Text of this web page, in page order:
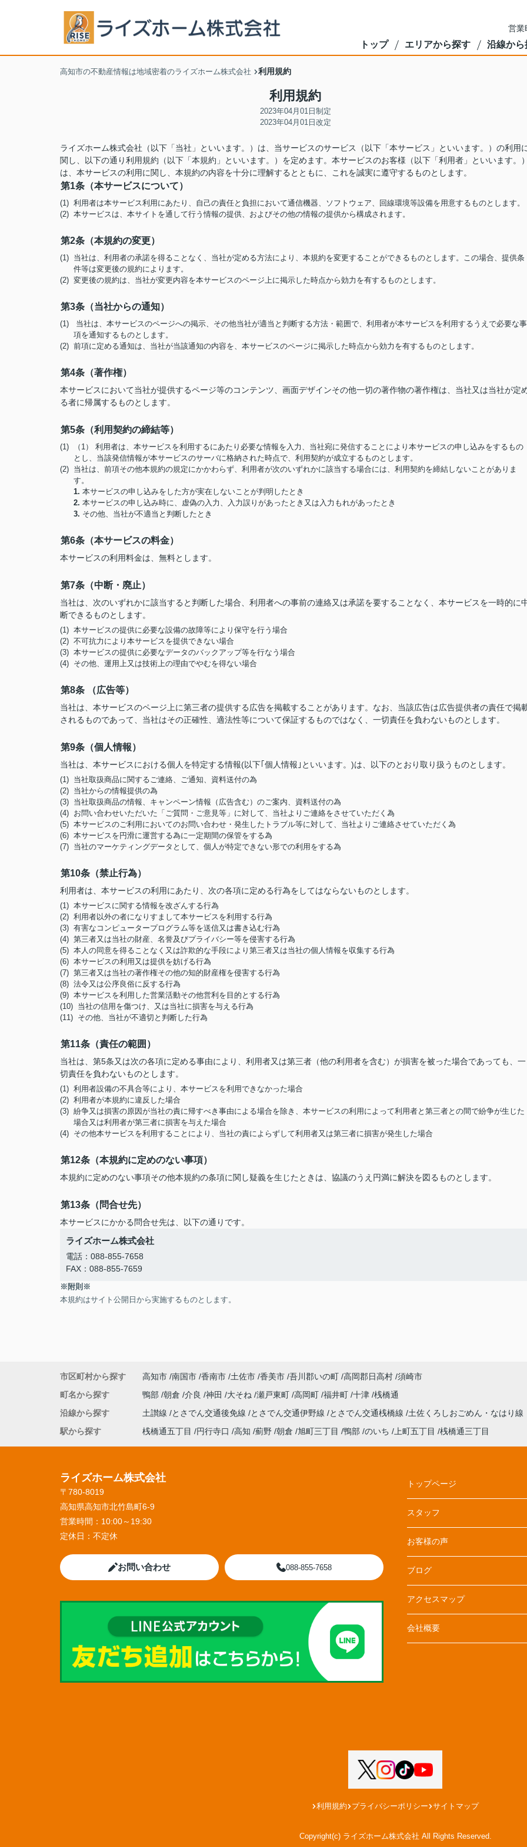
営
トップ エリアから探す 沿線から
高知市の不動産情報は地域密着のライズホーム株式会社 利用規約
利用規約
2023年04月01日制定
2023年04月01日改定
ライズホーム株式会社（以下「当社」といいます。）は、当サービスのサービス（以下「本サービス」といいます。）の利用
関し、以下の通り利用規約（以下「本規約」といいます。）を定めます。本サービスのお客様（以下「利用者」といいます。
は、本サービスの利用に関し、本規約の内容を十分に理解するとともに、これを誠実に遵守するものとします。
第1条（本サービスについて）
(1) 利用者は本サービス利用にあたり、自己の責任と負担において通信機器、ソフトウェア、回線環境等設備を用意するものとします。
(2) 本サービスは、本サイトを通して行う情報の提供、およびその他の情報の提供から構成されます。
第2条（本規約の変更）
(1) 当社は、利用者の承諾を得ることなく、当社が定める方法により、本規約を変更することができるものとします。この場合、提供条
件等は変更後の規約によります。
(2) 変更後の規約は、当社が変更内容を本サービスのページ上に掲示した時点から効力を有するものとします。
第3条（当社からの通知）
(1) 当社は、本サービスのページへの掲示、その他当社が適当と判断する方法・範囲で、利用者が本サービスを利用するうえで必要な事
項を通知するものとします。
(2) 前項に定める通知は、当社が当該通知の内容を、本サービスのページに掲示した時点から効力を有するものとします。
第4条（著作権）
本サービスにおいて当社が提供するページ等のコンテンツ、画面デザインその他一切の著作物の著作権は、当社又は当社が定
る者に帰属するものとします。
第5条（利用契約の締結等）
(1) （1） 利用者は、本サービスを利用するにあたり必要な情報を入力、当社宛に発信することにより本サービスの申し込みをするもの
とし、当該発信情報が本サービスのサーバに格納された時点で、利用契約が成立するものとします。
(2) 当社は、前項その他本規約の規定にかかわらず、利用者が次のいずれかに該当する場合には、利用契約を締結しないことがありま
す。
1. 本サービスの申し込みをした方が実在しないことが判明したとき
2. 本サービスの申し込み時に、虚偽の入力、入力誤りがあったとき又は入力もれがあったとき
3. その他、当社が不適当と判断したとき
第6条（本サービスの料金）
本サービスの利用料金は、無料とします。
第7条（中断・廃止）
当社は、次のいずれかに該当すると判断した場合、利用者への事前の連絡又は承諾を要することなく、本サービスを一時的に
断できるものとします。
(1) 本サービスの提供に必要な設備の故障等により保守を行う場合
(2) 不可抗力により本サービスを提供できない場合
(3) 本サービスの提供に必要なデータのバックアップ等を行なう場合
(4) その他、運用上又は技術上の理由でやむを得ない場合
第8条 （広告等）
当社は、本サービスのページ上に第三者の提供する広告を掲載することがあります。なお、当該広告は広告提供者の責任で掲
されるものであって、当社はその正確性、適法性等について保証するものではなく、一切責任を負わないものとします。
第9条（個人情報）
当社は、本サービスにおける個人を特定する情報(以下｢個人情報｣といいます。)は、以下のとおり取り扱うものとします。
(1) 当社取扱商品に関するご連絡、ご通知、資料送付の為
(2) 当社からの情報提供の為
(3) 当社取扱商品の情報、キャンペーン情報（広告含む）のご案内、資料送付の為
(4) お問い合わせいただいた「ご質問・ご意見等」に対して、当社よりご連絡をさせていただく為
(5) 本サービスのご利用においてのお問い合わせ・発生したトラブル等に対して、当社よりご連絡させていただく為
(6) 本サービスを円滑に運営する為に一定期間の保管をする為
(7) 当社のマーケティングデータとして、個人が特定できない形での利用をする為
第10条（禁止行為）
利用者は、本サービスの利用にあたり、次の各項に定める行為をしてはならないものとします。
(1) 本サービスに関する情報を改ざんする行為
(2) 利用者以外の者になりすまして本サービスを利用する行為
(3) 有害なコンピュータープログラム等を送信又は書き込む行為
(4) 第三者又は当社の財産、名誉及びプライバシー等を侵害する行為
(5) 本人の同意を得ることなく又は詐欺的な手段により第三者又は当社の個人情報を収集する行為
(6) 本サービスの利用又は提供を妨げる行為
(7) 第三者又は当社の著作権その他の知的財産権を侵害する行為
(8) 法令又は公序良俗に反する行為
(9) 本サービスを利用した営業活動その他営利を目的とする行為
(10) 当社の信用を傷つけ、又は当社に損害を与える行為
(11) その他、当社が不適切と判断した行為
第11条（責任の範囲）
当社は、第5条又は次の各項に定める事由により、利用者又は第三者（他の利用者を含む）が損害を被った場合であっても、一
切責任を負わないものとします。
(1) 利用者設備の不具合等により、本サービスを利用できなかった場合
(2) 利用者が本規約に違反した場合
(3) 紛争又は損害の原因が当社の責に帰すべき事由による場合を除き、本サービスの利用によって利用者と第三者との間で紛争が生じた
場合又は利用者が第三者に損害を与えた場合
(4) その他本サービスを利用することにより、当社の責によらずして利用者又は第三者に損害が発生した場合
第12条（本規約に定めのない事項）
本規約に定めのない事項その他本規約の条項に関し疑義を生じたときは、協議のうえ円満に解決を図るものとします。
第13条（問合せ先）
本サービスにかかる問合せ先は、以下の通りです。
ライズホーム株式会社
電話：088-855-7658
FAX：088-855-7659
※附則※
本規約はサイト公開日から実施するものとします。
市区町村から探す 高知市 南国市 香南市 土佐市 香美市 吾川郡いの町 高岡郡日高村 須崎市
町名から探す
鴨部 朝倉 介良 神田 大そね 瀬戸東町 高岡町 福井町 十津 桟橋通
沿線から探す
土讃線 とさでん交通後免線 とさでん交通伊野線 とさでん交通桟橋線
土佐くろしおごめん・なはり線
駅から探す
桟橋通五丁目 円行寺口 高知 薊野 朝倉 旭町三丁目 鴨部 のいち 上町五丁目 桟橋通三丁目
ライズホーム株式会社
〒780-8019
高知県高知市北竹島町6-9
営業時間： 10:00～19:30
定休日： 不定休
お問い合わせ 088-855-7658
トップページ
スタッフ
お客様の声
ブログ
アクセスマップ
会社概要
利用規約 プライバシーポリシー サイトマップ
Copyright(c) ライズホーム株式会社 All Rights Reserved.